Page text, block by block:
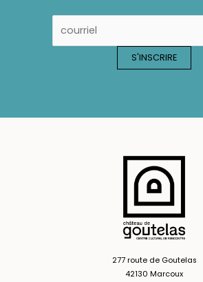
277 route de Goutelas
42130 Marcoux